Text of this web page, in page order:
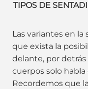
TIPOS DE
Las variantes en
que exista la
delante, por
cuerpos solo
Recordemos que